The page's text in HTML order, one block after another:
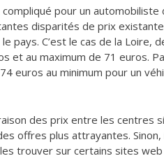
pour un
disparités de prix
C’est le cas de la Loire,
et au maximum de 71 euros.
euros au minimum pour un
des prix entre les centres
offres plus attrayantes.
trouver sur certains sites web